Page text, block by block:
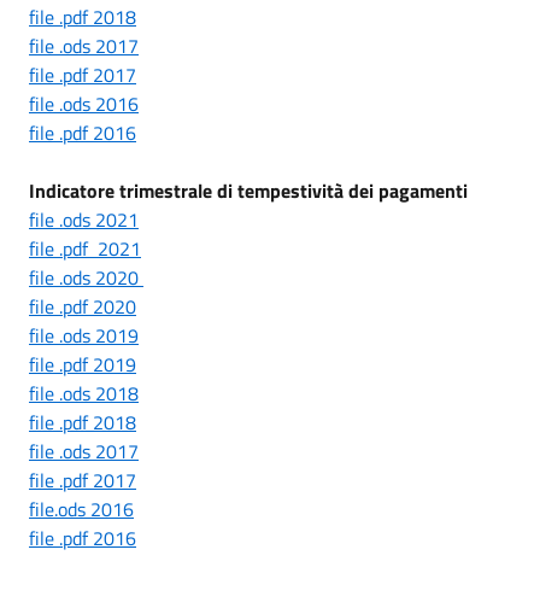
file .pdf 2018
file .ods 2017
file .pdf 2017
file .ods 2016
file .pdf 2016
Indicatore trimestrale di tempestività dei pagamenti
file .ods 2021
file .pdf 2021
file .ods 2020
file .pdf 2020
file .ods 2019
file .pdf 2019
file .ods 2018
file .pdf 2018
file .ods 2017
file .pdf 2017
file.ods 2016
file .pdf 2016